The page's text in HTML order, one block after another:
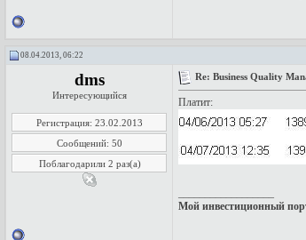
08.04.2013, 06:22
dms
Интересующийся
Регистрация: 23.02.2013
Сообщений: 50
Поблагодарили 2 раз(а)
Re: Business Quality
Платит:
Мой инвестиционный